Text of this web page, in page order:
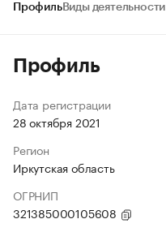
ПрофильВиды деятельности
Профиль
Дата регистрации
28 октября 2021
Регион
Иркутская область
ОГРНИП
321385000105608